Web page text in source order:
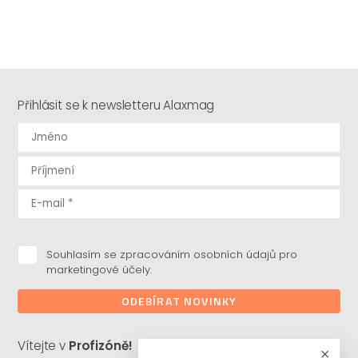
Přihlásit se k newsletteru Alaxmag
Souhlasím se zpracováním osobních údajů pro
marketingové účely.
ODEBÍRAT NOVINKY
Vítejte v Profizóně!